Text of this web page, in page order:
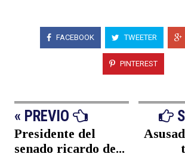
FACEBOOK TWEETER
PINTEREST
« PREVIO
Presidente del
senado ricardo de...